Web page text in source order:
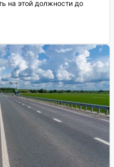
на этой должности до